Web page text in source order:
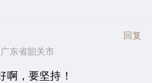
东省韶关市
回复
啊，要坚持！